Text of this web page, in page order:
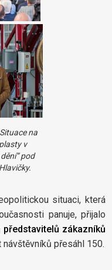
na
v
pod
situaci, která
panuje, přijalo
představitelů zákazníků
přesáhl 150.